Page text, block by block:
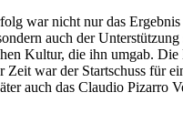
war nicht nur das
auch der
Kultur, die ihn umgab. Die
Zeit war der Startschuss für
auch das Claudio Pizarro